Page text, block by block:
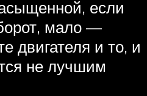
если
мало —
двигателя и то, и
не лучшим